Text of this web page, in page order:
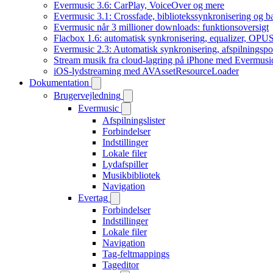
Evermusic 3.6: CarPlay, VoiceOver og mere
Evermusic 3.1: Crossfade, bibliotekssynkronisering og
Evermusic når 3 millioner downloads: funktionsoversigt
Flacbox 1.6: automatisk synkronisering, equalizer,
Evermusic 2.3: Automatisk synkronisering,
Stream musik fra cloud-lagring på iPhone med
iOS-lydstreaming med AVAssetResourceLoader
Dokumentation
Brugervejledning
Evermusic
Afspilningslister
Forbindelser
Indstillinger
Lokale filer
Lydafspiller
Musikbibliotek
Navigation
Evertag
Forbindelser
Indstillinger
Lokale filer
Navigation
Tag-feltmappings
Tageditor